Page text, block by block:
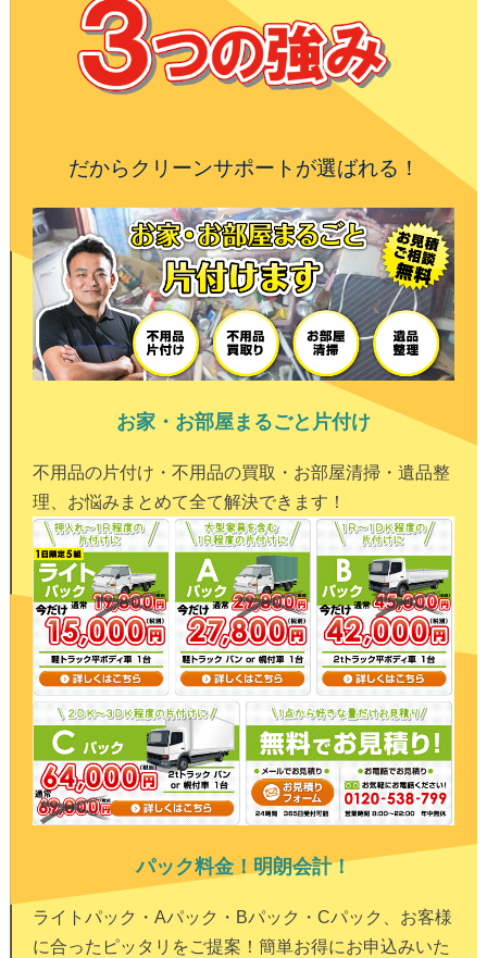
だからクリーンサポートが選ばれる！
お家・お部屋まるごと片付け
不用品の片付け・不用品の買取・お部屋清掃・遺品整
理、お悩みまとめて全て解決できます！
パック料金！明朗会計！
ライトパック・Aパック・Bパック・Cパック、お客様
に合ったピッタリをご提案！簡単お得にお申込みいた